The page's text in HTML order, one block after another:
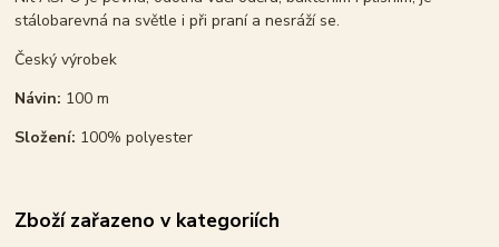
stálobarevná na světle i při praní a nesráží se.
Český výrobek
Návin: 100 m
Složení: 100% polyester
Zboží zařazeno v kategoriích